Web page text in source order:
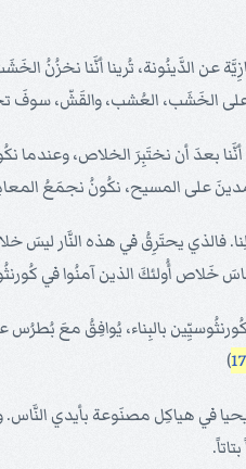
عن الدَّينُونة، تُرينا أنَّنا
على الخَشَب، العُشب، والقَشّ،
بعدَ أن نختَبِرَ الخلاص، وعندما
على المسيح، نكُونُ نجمَعُ المعادِنَ
فالذي يحتَرِقُ في هذه النَّار ليسَ
خَلاص أُولئكَ الذين آمنُوا في
بالبِناء، يُوافِقُ معَ
)
في هياكِل مصنَوعة بأيدي